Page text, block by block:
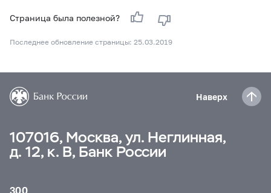
Страница была полезной?
Последнее обновление страницы: 25.03.2019
Наверх
107016, Москва, ул. Неглинная,
д. 12, к. В, Банк России
300